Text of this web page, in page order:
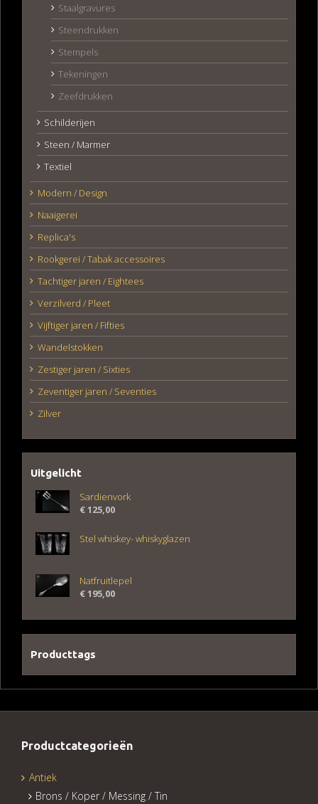
Staalgravures
Steendrukken
Stempels
Tekeningen
Zeefdrukken
Schilderijen
Steen / Marmer
Textiel
Modern / Design
Naaigerei
Replica's
Rookgerei / Tabak accessoires
Tachtiger jaren / Eightees
Verzilverd / Pleet
Vijftiger jaren / Fifties
Wandelstokken
Zestiger jaren / Sixties
Zeventiger jaren / Seventies
Zilver
Uitgelicht
Sardienvork
€125,00
Stel whiskey- whiskyglazen
Natfruitlepel
€195,00
Producttags
Productcategorieën
Antiek
Brons / Koper / Messing / Tin